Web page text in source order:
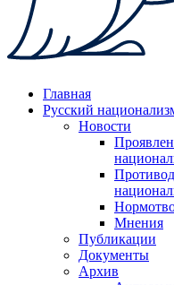
Главная
Русский
Новости
Мнения
Публикации
Документы
Архив